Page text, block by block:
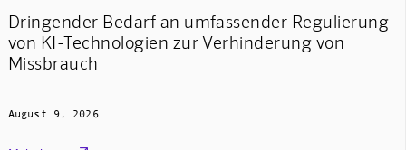
Dringender Bedarf an umfassender Regulierung
von KI-Technologien zur Verhinderung von
Missbrauch
August 9, 2026